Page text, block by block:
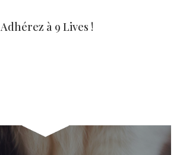
Adhérez à 9 Lives !